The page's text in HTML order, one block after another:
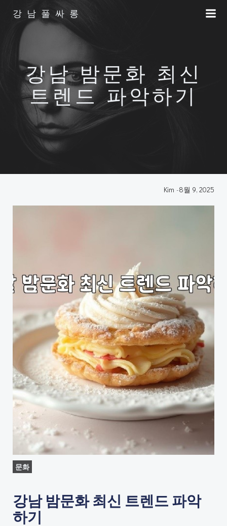
강남풀싸롱
강남 밤문화 최신
트렌드 파악하기
Kim -8월 9, 2025
문화
강남 밤문화 최신 트렌드 파악
하기